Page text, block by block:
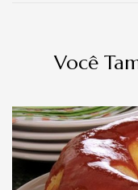
Você